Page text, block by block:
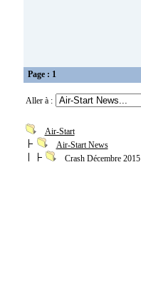
Page : 1
Aller à :
Air-Start
Air-Start News
Crash Décembre 2015